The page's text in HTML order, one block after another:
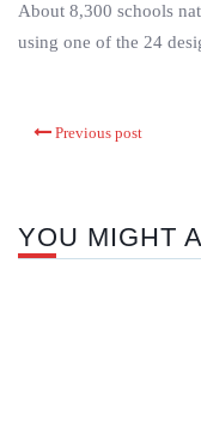
About 8,300 schools
using one of the 24
Previous post
YOU MIGHT